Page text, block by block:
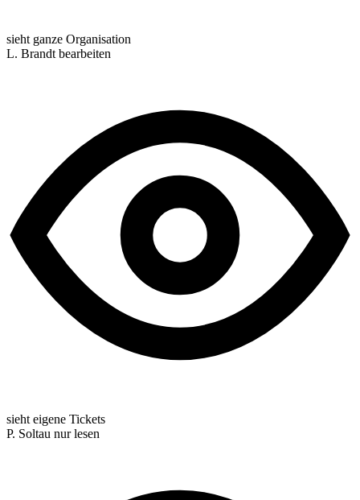
sieht ganze Organisation
L. Brandt bearbeiten
sieht eigene Tickets
P. Soltau nur lesen